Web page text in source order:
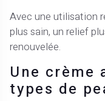
Avec une utilisation
plus sain, un relief
renouvelée.
Une crème
types de